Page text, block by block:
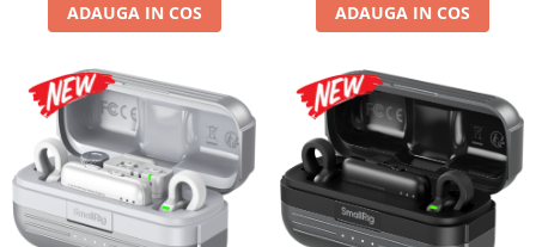
ADAUGA IN COS ADAUGA IN COS